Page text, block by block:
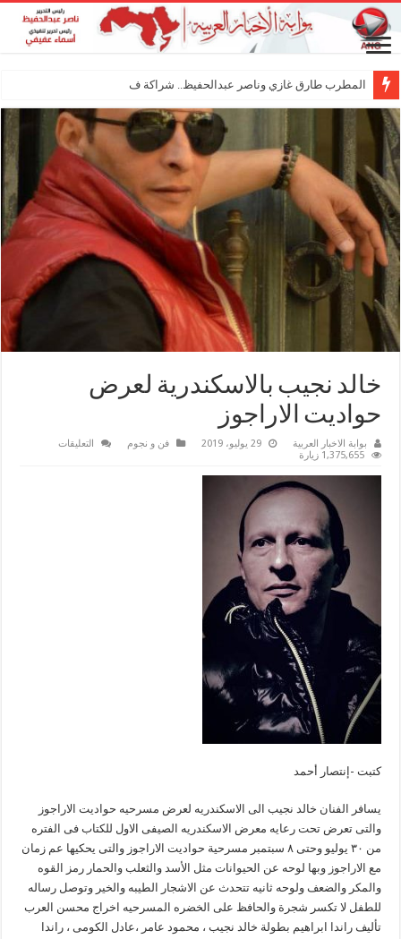
المطرب طارق غازي وناصر عبدالحفيظ.. شراكة فنية ترسم مل
خالد نجيب بالاسكندرية لعرض
حواديت الاراجوز
بوابة الاخبار العربية 29 يوليو، 2019 فن و نجوم التعليقات
1,375,655 زيارة
كتبت -إنتصار أحمد
يسافر الفنان خالد نجيب الى الاسكندريه لعرض مسرحيه حواديت الاراجوز
والتى تعرض تحت رعايه معرض الاسكندريه الصيفى الاول للكتاب فى الفتره
من ٣٠ يوليو وحتى ٨ سبتمبر مسرحية حواديت الاراجوز والتى يحكيها عم زمان
مع الاراجوز وبها لوحه عن الحيوانات مثل الأسد والثعلب والحمار رمز القوه
والمكر والضعف ولوحه ثانيه تتحدث عن الاشجار الطيبه والخير وتوصل رساله
للطفل لا تكسر شجرة والحافظ على الخضره المسرحيه اخراج محسن العرب
تأليف راندا ابراهيم بطولة خالد نجيب ، محمود عامر ،عادل الكومى ، راندا